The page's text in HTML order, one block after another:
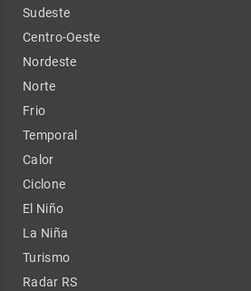
Sudeste
Centro-Oeste
Nordeste
Norte
Frio
Temporal
Calor
Ciclone
El Niño
La Niña
Turismo
Radar RS